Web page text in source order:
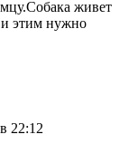
живет
этим нужно
22:12